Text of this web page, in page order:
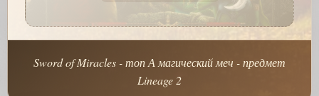
Sword of Miracles - топ А магический меч - предмет
Lineage 2